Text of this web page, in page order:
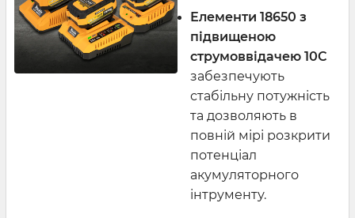
Елементи 18650 з
підвищеною
струмоввідачею 10C
забезпечують
стабільну потужність
та дозволяють в
повній мірі розкрити
потенціал
акумуляторного
інтрументу.